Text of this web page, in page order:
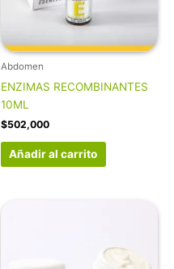
Abdomen
ENZIMAS RECOMBINANTES
10ML
$502,000
Añadir al carrito